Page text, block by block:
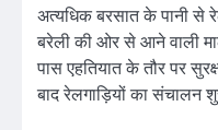
अत्यधिक बरसात के पानी से
बरेली की ओर से आने वाली
पास एहतियात के तौर पर
बाद रेलगाड़ियों का संचालन